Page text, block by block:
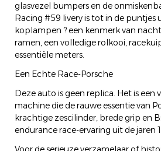
glasvezel bumpers en de
Racing #59 livery is tot in de
koplampen ? een kenmerk van
ramen, een volledige rolkooi,
essentiële meters.
Een Echte Race-Porsche
Deze auto is geen replica. Het is
machine die de rauwe essentie van
krachtige zescilinder, brede grip en
endurance race-ervaring uit de jaren